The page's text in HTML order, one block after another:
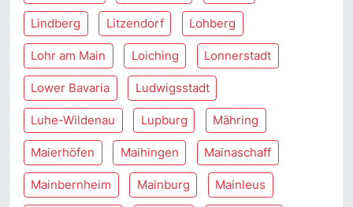
Lindberg Litzendorf Lohberg
Lohr am Main Loiching Lonnerstadt
Lower Bavaria Ludwigsstadt
Luhe-Wildenau Lupburg Mähring
Maierhöfen Maihingen Mainaschaff
Mainbernheim Mainburg Mainleus